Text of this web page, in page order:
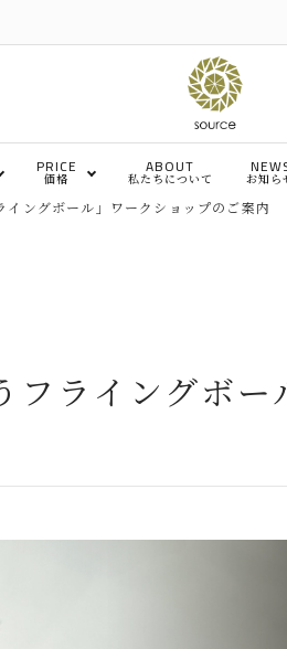
メンテナンス、そ
PRICE
価格 ABOUT
私たちについて お知ら
ングボール」ワークショップのご案内
ライングボー